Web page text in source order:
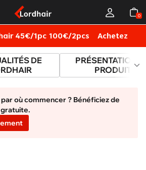
0
45€/1pc 100€/2pcs Achetez
DE
PRÉSENTATION
PRODUITS
où commencer ? Bénéficiez de